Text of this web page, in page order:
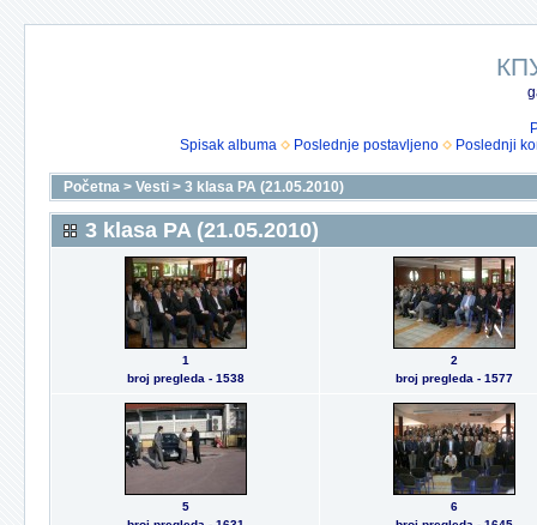
Spisak albuma
Poslednje postavljeno Poslednji
Početna > Vesti > 3 klasa PA (21.05.2010)
3 klasa PA (21.05.2010)
1
broj pregleda - 1538
2
broj pregleda - 1577
5
6